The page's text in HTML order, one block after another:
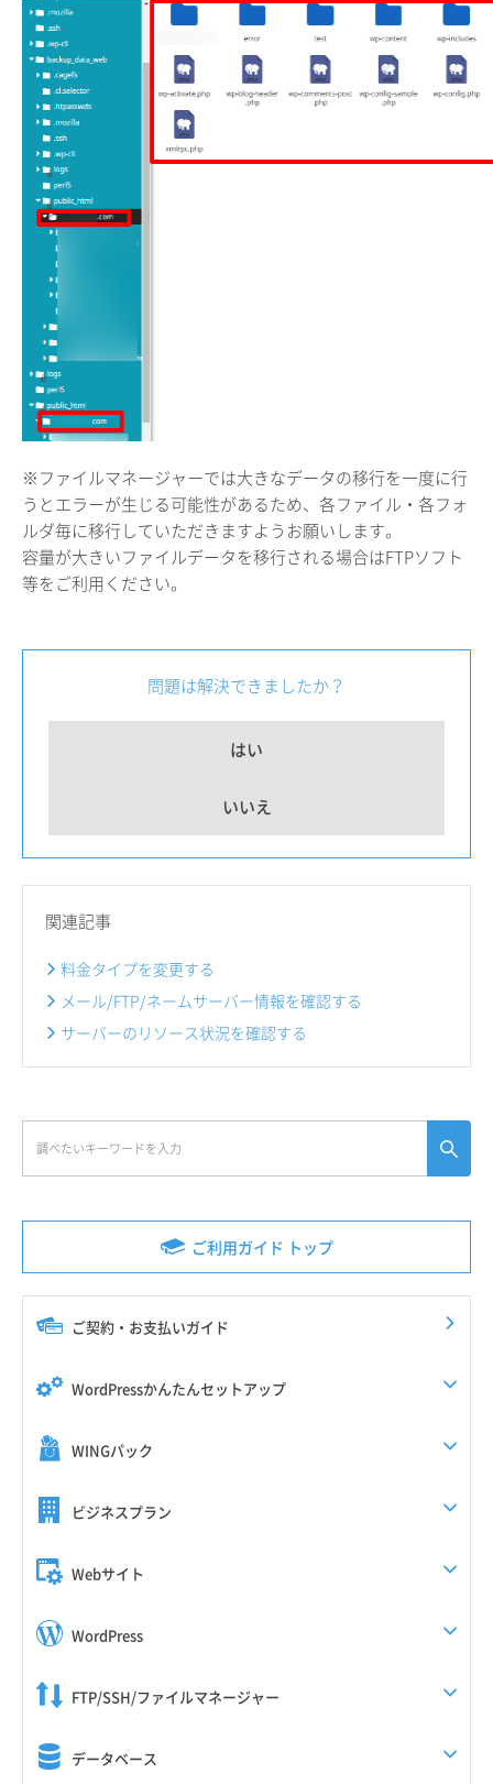
ご利用ガイド トップ
ご契約・お支払いガイド
WordPressかんたんセットアップ
WINGパック
ビジネスプラン
Webサイト
WordPress
FTP/SSH/ファイルマネージャー
データベース
※ファイルマネージャーでは大きなデータの移行を一度に行
うとエラーが生じる可能性があるため、各ファイル・各フォ
ルダ毎に移行していただきますようお願いします。
容量が大きいファイルデータを移行される場合はFTPソフト
等をご利用ください。
問題は解決できましたか？
はい
いいえ
関連記事
料金タイプを変更する
メール/FTP/ネームサーバー情報を確認する
サーバーのリソース状況を確認する